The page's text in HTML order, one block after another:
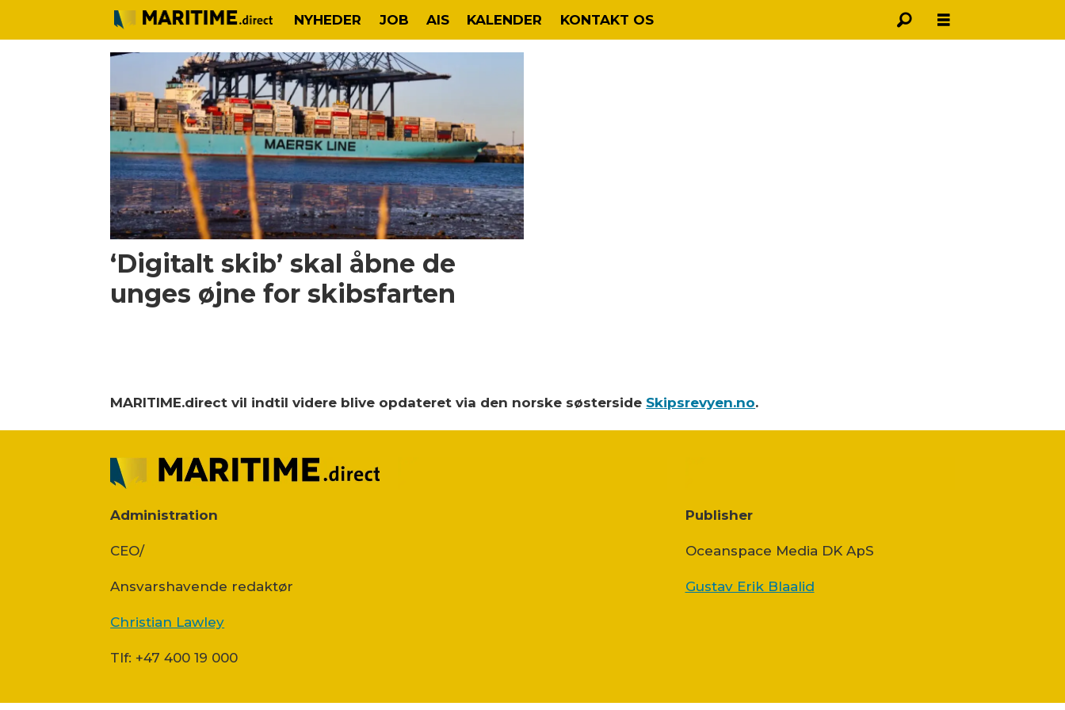
NYHEDER JOB AIS KALENDER KONTAKT OS
skibsunivers
‘Digitalt skib’ skal åbne de
unges øjne for skibsfarten
MARITIME.direct vil indtil videre blive opdateret via den norske søsterside Skipsrevyen.no.
Administration
CEO/
Ansvars­havende redaktør
Christian Lawley
Tlf: +47 400 19 000
Publisher
Oceanspace Media DK ApS
Gustav Erik Blaalid